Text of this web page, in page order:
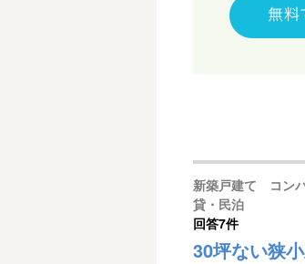
新築戸建て コン
貸・民泊
回答7件
30坪ない狭